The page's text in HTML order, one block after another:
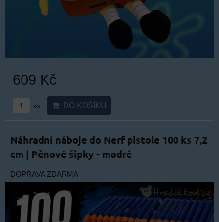
609 Kč
ks DO KOŠÍKU
Náhradní náboje do Nerf pistole 100 ks 7,2
cm | Pěnové šipky - modré
DOPRAVA ZDARMA